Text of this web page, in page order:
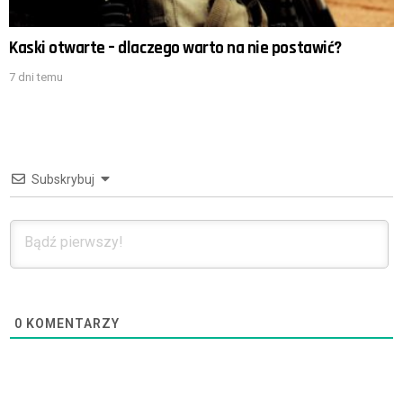
Kaski otwarte – dlaczego warto na nie postawić?
7 dni temu
Subskrybuj
0 KOMENTARZY